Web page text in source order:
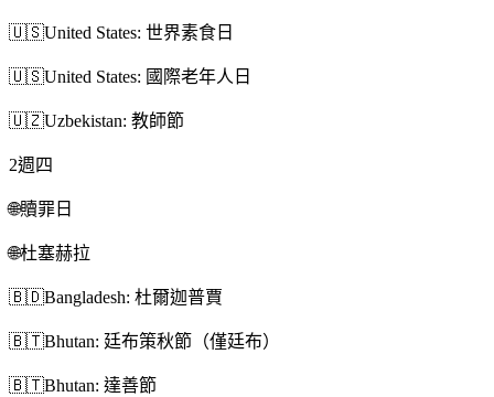
🇺🇸United States: 世界素食日
🇺🇸United States: 國際老年人日
🇺🇿Uzbekistan: 教師節
2週四
🌐贖罪日
🌐杜塞赫拉
🇧🇩Bangladesh: 杜爾迦普賈
🇧🇹Bhutan: 廷布策秋節（僅廷布）
🇧🇹Bhutan: 達善節